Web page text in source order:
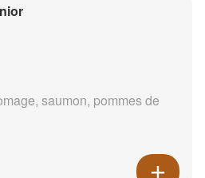
saumon, pommes de